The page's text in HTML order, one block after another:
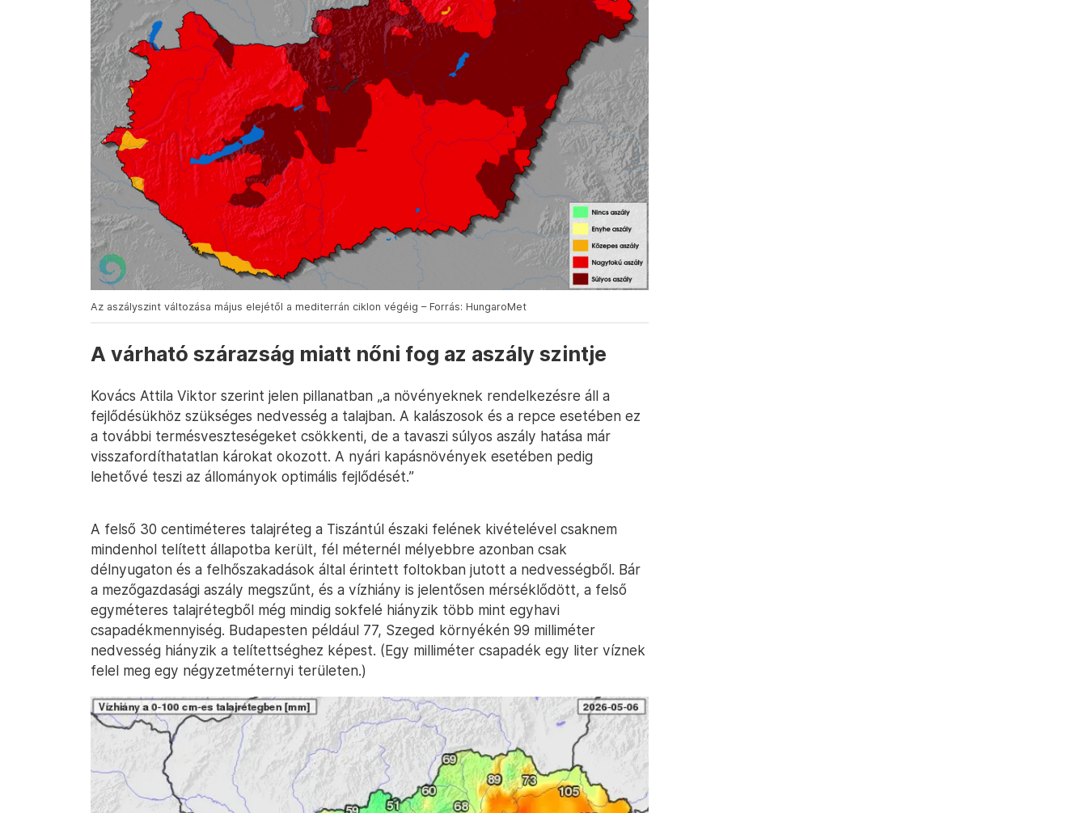
Az aszályszint változása május elejétől a mediterrán ciklon végéig – Forrás: HungaroMet
A várható szárazság miatt nőni fog az aszály szintje
Kovács Attila Viktor szerint jelen pillanatban „a növényeknek rendelkezésre áll a
fejlődésükhöz szükséges nedvesség a talajban. A kalászosok és a repce esetében ez
a további termésveszteségeket csökkenti, de a tavaszi súlyos aszály hatása már
visszafordíthatatlan károkat okozott. A nyári kapásnövények esetében pedig
lehetővé teszi az állományok optimális fejlődését.”
A felső 30 centiméteres talajréteg a Tiszántúl északi felének kivételével csaknem
mindenhol telített állapotba került, fél méternél mélyebbre azonban csak
délnyugaton és a felhőszakadások által érintett foltokban jutott a nedvességből. Bár
a mezőgazdasági aszály megszűnt, és a vízhiány is jelentősen mérséklődött, a felső
egyméteres talajrétegből még mindig sokfelé hiányzik több mint egyhavi
csapadékmennyiség. Budapesten például 77, Szeged környékén 99 milliméter
nedvesség hiányzik a telítettséghez képest. (Egy milliméter csapadék egy liter víznek
felel meg egy négyzetméternyi területen.)